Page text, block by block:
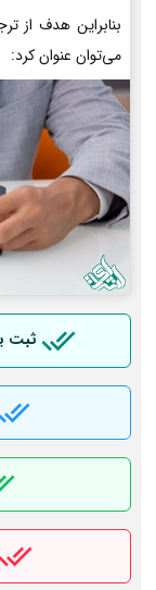
بنابراین هدف از
می‌توان عنوان کرد:
ثبت